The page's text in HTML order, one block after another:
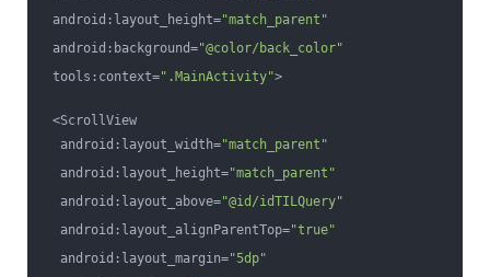
android:layout_height="match_parent"
android:background="@color/back_color"
tools:context=".MainActivity">
<ScrollView
android:layout_width="match_parent"
android:layout_height="match_parent"
android:layout_above="@id/idTILQuery"
android:layout_alignParentTop="true"
android:layout_margin="5dp"